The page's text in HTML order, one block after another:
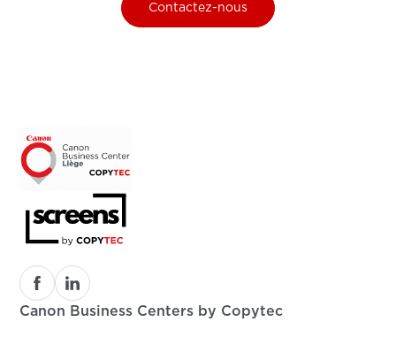
Contactez-nous
Canon Business Centers by Copytec